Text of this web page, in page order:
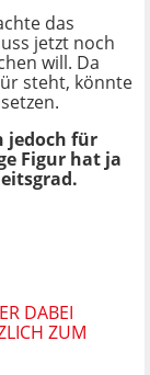
das
jetzt noch
will. Da
steht, könnte
jedoch für
Figur hat ja
DABEI
ZUM